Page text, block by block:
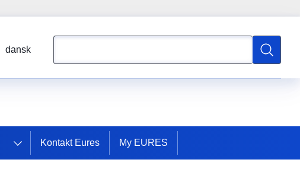
dansk
Søgning
Kontakt Eures My EURES